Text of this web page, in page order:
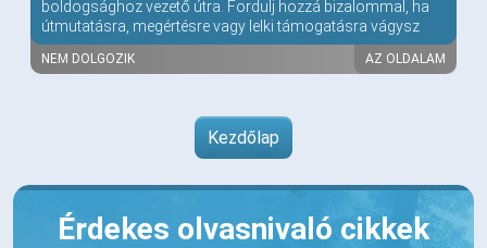
boldogsághoz vezető útra. Fordulj hozzá bizalommal, ha
útmutatásra, megértésre vagy lelki támogatásra vágysz
NEM DOLGOZIK AZ OLDALAM
Kezdőlap
Érdekes olvasnivaló cikkek